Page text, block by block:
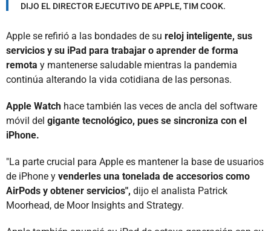
DIJO EL DIRECTOR EJECUTIVO DE APPLE, TIM COOK.
Apple se refirió a las bondades de su reloj inteligente, sus
servicios y su iPad para trabajar o aprender de forma
remota y mantenerse saludable mientras la pandemia
continúa alterando la vida cotidiana de las personas.
Apple Watch hace también las veces de ancla del software
móvil del gigante tecnológico, pues se sincroniza con el
iPhone.
"La parte crucial para Apple es mantener la base de usuarios
de iPhone y venderles una tonelada de accesorios como
AirPods y obtener servicios", dijo el analista Patrick
Moorhead, de Moor Insights and Strategy.